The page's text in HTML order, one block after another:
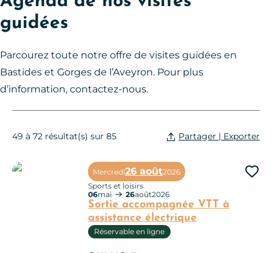
guidées
Parcourez toute notre offre de visites guidées en
Bastides et Gorges de l’Aveyron. Pour plus
d’information, contactez-nous.
49 à 72 résultat(s) sur 85 Partager | Exporter
Sortie accompagnée VTT à
assistance électrique
Réservable en ligne
Mercredi26 août2026
Sports et loisirs
06mai 26août2026
Sortie accompagnée VTT à assistance électrique